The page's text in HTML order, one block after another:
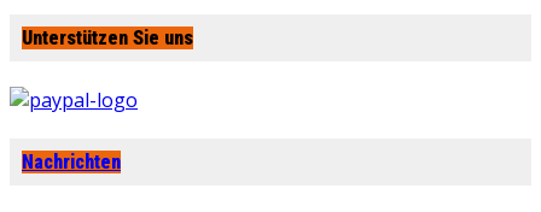
Unterstützen Sie uns
Nachrichten